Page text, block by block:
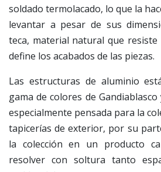
soldado termolacado, lo que la
levantar a pesar de sus
teca, material natural que
define los acabados de las piezas.
Las estructuras de aluminio
gama de colores de
especialmente pensada para la
tapicerías de exterior, por su
la colección en un producto
resolver con soltura tanto